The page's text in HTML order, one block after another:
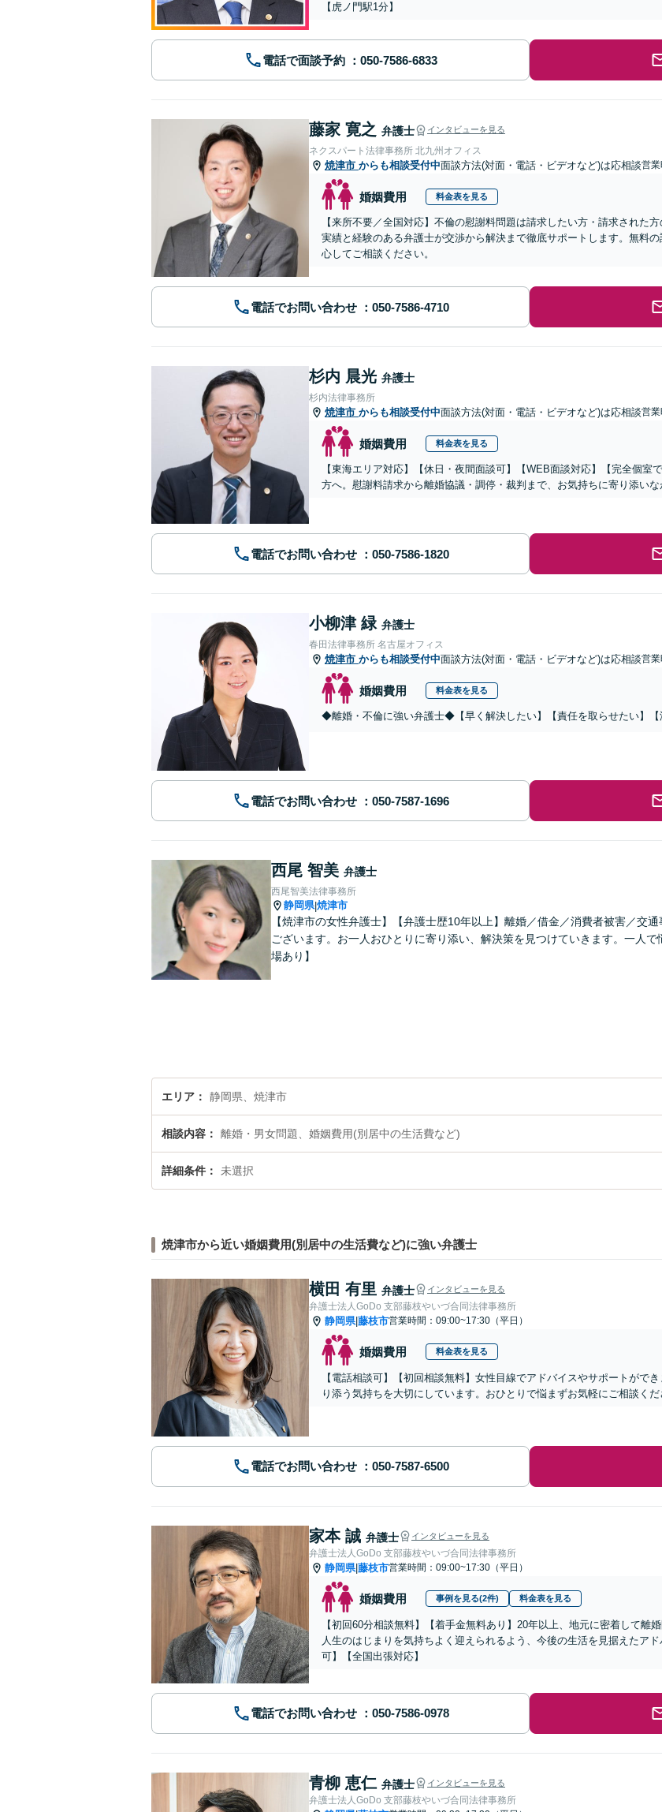
【虎ノ門駅1分】
電話で面談予約
藤家 寛之 弁護士 インタビューを見る
ネクスパート法律事務所 北九州オフィス
焼津市 からも相談受付中面談方法(対面・電話・ビデオなど)は応相談営業
婚姻費用 料金表を見る
【来所不要／全国対応】不倫の慰謝料問題は請求したい方・請求された
実績と経験のある弁護士が交渉から解決まで徹底サポートします。無料
心してご相談ください。
電話でお問い合わせ
杉内 晨光 弁護士
杉内法律事務所
焼津市 からも相談受付中面談方法(対面・電話・ビデオなど)は応相談営業
婚姻費用 料金表を見る
【東海エリア対応】【休日・夜間面談可】【WEB面談対応】【完全個室
方へ。慰謝料請求から離婚協議・調停・裁判まで、お気持ちに寄り添いな
電話でお問い合わせ
小柳津 緑 弁護士
春田法律事務所 名古屋オフィス
焼津市 からも相談受付中面談方法(対面・電話・ビデオなど)は応相談営業
婚姻費用 料金表を見る
◆離婚・不倫に強い弁護士◆【早く解決したい】【責任を取らせたい】【
電話でお問い合わせ
西尾 智美 弁護士
西尾智美法律事務所
静岡県|焼津市
【焼津市の女性弁護士】【弁護士歴10年以上】離婚／借金／消費者被害／交
ございます。お一人おひとりに寄り添い、解決策を見つけていきます。一人
場あり】
エリア 静岡県、焼津市
相談内容 離婚・男女問題、婚姻費用(別居中の生活費など)
詳細条件 未選択
焼津市から近い婚姻費用(別居中の生活費など)に強い弁護士
横田 有里 弁護士 インタビューを見る
弁護士法人GoDo 支部藤枝やいづ合同法律事務所
静岡県|藤枝市営業時間：09:00~17:30（平日）
婚姻費用 料金表を見る
【電話相談可】【初回相談無料】女性目線でアドバイスやサポートがで
り添う気持ちを大切にしています。おひとりで悩まずお気軽にご相談く
電話でお問い合わせ
家本 誠 弁護士 インタビューを見る
弁護士法人GoDo 支部藤枝やいづ合同法律事務所
静岡県|藤枝市営業時間：09:00~17:30（平日）
婚姻費用 事例を見る(2件) 料金表を見る
【初回60分相談無料】【着手金無料あり】20年以上、地元に密着して離
人生のはじまりを気持ちよく迎えられるよう、今後の生活を見据えたア
可】【全国出張対応】
電話でお問い合わせ
青柳 恵仁 弁護士 インタビューを見る
弁護士法人GoDo 支部藤枝やいづ合同法律事務所